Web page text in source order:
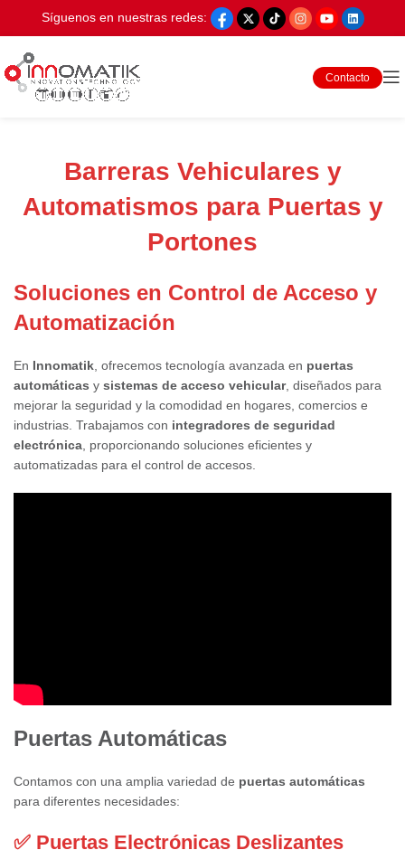
Síguenos en nuestras redes:
Contacto
Barreras Vehiculares y
Automatismos para Puertas y
Portones
Soluciones en Control de Acceso y
Automatización
En Innomatik , ofrecemos tecnología avanzada en puertas
automáticas y sistemas de acceso vehicular, diseñados para
mejorar la seguridad y la comodidad en hogares, comercios e
industrias. Trabajamos con integradores de seguridad
electrónica , proporcionando soluciones eficientes y
automatizadas para el control de accesos.
Puertas Automáticas
Contamos con una amplia variedad de puertas automáticas
para diferentes necesidades:
✅ Puertas Electrónicas Deslizantes